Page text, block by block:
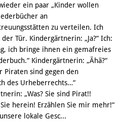
ein paar „Kinder wollen
an
zu verteilen. Ich
Tür. Kindergärtnerin: „Ja?“ Ich:
ich bringe ihnen ein gemafreies
Kindergärtnerin: „Ähä?“
Piraten sind gegen den
des Urheberrechts…“
„Was? Sie sind Pirat!!
herein! Erzählen Sie mir mehr!“
lokale Gesc...